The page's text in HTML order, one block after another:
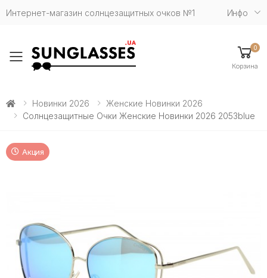
Интернет-магазин солнцезащитных очков №1 Инфо
Toggle mobile menu
0
Корзина
Новинки 2026
Женские Новинки 2026
Солнцезащитные Очки Женские Новинки 2026 2053blue
Акция